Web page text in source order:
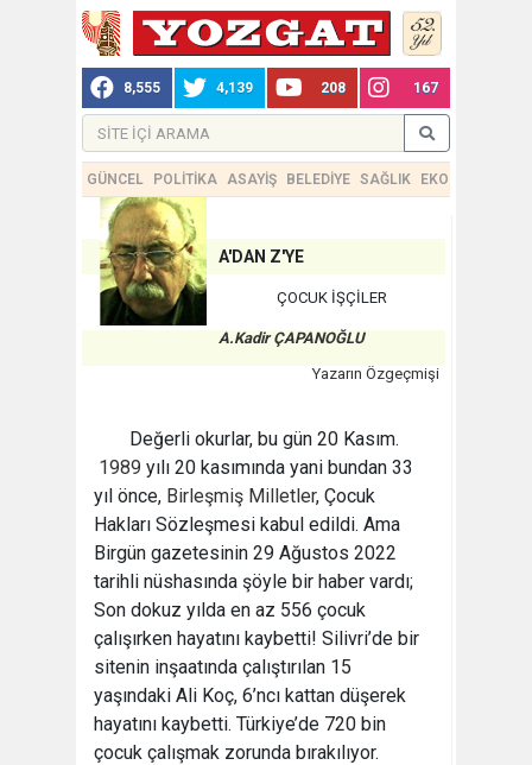
8,555 4,139 208 167
GÜNCEL POLİTİKA ASAYİŞ BELEDİYE SAĞLIK EKONOMİ
A'DAN Z'YE
ÇOCUK İŞÇİLER
A.Kadir ÇAPANOĞLU
Yazarın Özgeçmişi
Değerli okurlar, bu gün 20 Kasım.
1989 yılı 20 kasımında yani bundan 33
yıl önce, Birleşmiş Milletler, Çocuk
Hakları Sözleşmesi kabul edildi. Ama
Birgün gazetesinin 29 Ağustos 2022
tarihli nüshasında şöyle bir haber vardı;
Son dokuz yılda en az 556 çocuk
çalışırken hayatını kaybetti! Silivri’de bir
sitenin inşaatında çalıştırılan 15
yaşındaki Ali Koç, 6’ncı kattan düşerek
hayatını kaybetti. Türkiye’de 720 bin
çocuk çalışmak zorunda bırakılıyor.